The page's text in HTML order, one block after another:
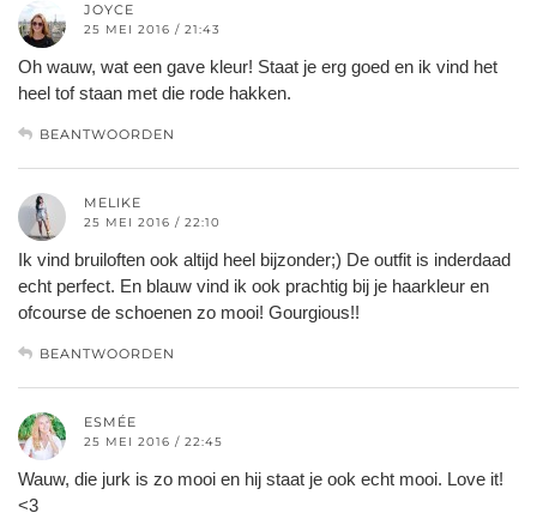
JOYCE
25 MEI 2016 / 21:43
Oh wauw, wat een gave kleur! Staat je erg goed en ik vind het
heel tof staan met die rode hakken.
BEANTWOORDEN
MELIKE
25 MEI 2016 / 22:10
Ik vind bruiloften ook altijd heel bijzonder;) De outfit is inderdaad
echt perfect. En blauw vind ik ook prachtig bij je haarkleur en
ofcourse de schoenen zo mooi! Gourgious!!
BEANTWOORDEN
ESMÉE
25 MEI 2016 / 22:45
Wauw, die jurk is zo mooi en hij staat je ook echt mooi. Love it!
<3